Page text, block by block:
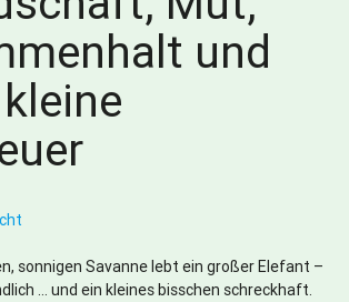
und
sonnigen Savanne lebt ein großer Elefant –
… und ein kleines bisschen schreckhaft.